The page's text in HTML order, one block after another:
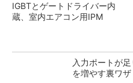
IGBTとゲートドライバー内
蔵、室内エアコン用IPM
入力ポートが
を増やす裏ワザ